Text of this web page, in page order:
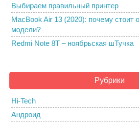
Выбираем правильный принтер
MacBook Air 13 (2020): почему стоит
модели?
Redmi Note 8T – ноябрьская шТучка
Рубрики
Hi-Tech
Андроид